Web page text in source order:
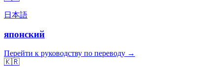
日本語
японский
Перейти к руководству по переводу →
🇰🇷